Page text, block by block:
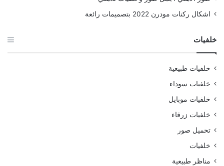
اشكال ركنات مودرن 2022 بتصميمات رائعة
خلفيات
خلفيات طبيعية
خلفيات سوداء
خلفيات موبايل
خلفيات زرقاء
تحميل صور
خلفيات
مناظر طبيعية